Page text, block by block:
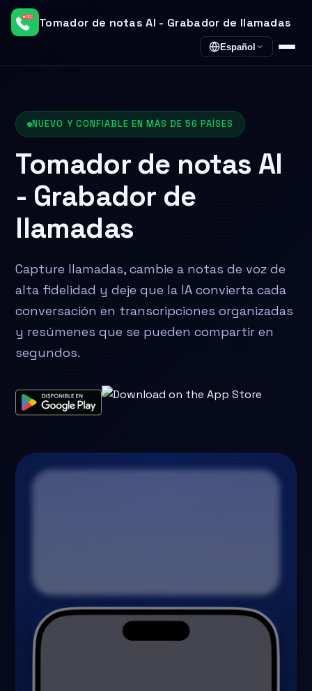
Tomador de notas AI - Grabador de llamadas
Español
NUEVO Y CONFIABLE EN MÁS DE 56 PAÍSES
Tomador de notas AI
- Grabador de
llamadas
Capture llamadas, cambie a notas de voz de
alta fidelidad y deje que la IA convierta cada
conversación en transcripciones organizadas
y resúmenes que se pueden compartir en
segundos.